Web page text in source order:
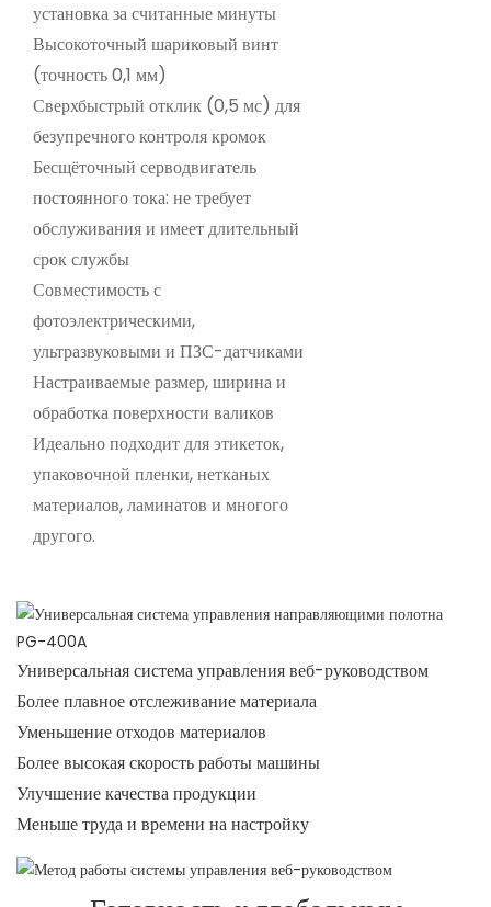
установка за считанные минуты
Высокоточный шариковый винт
(точность 0,1 мм)
Сверхбыстрый отклик (0,5 мс) для
безупречного контроля кромок
Бесщёточный серводвигатель
постоянного тока: не требует
обслуживания и имеет длительный
срок службы
Совместимость с
фотоэлектрическими,
ультразвуковыми и ПЗС-датчиками
Настраиваемые размер, ширина и
обработка поверхности валиков
Идеально подходит для этикеток,
упаковочной пленки, нетканых
материалов, ламинатов и многого
другого.
Универсальная система управления веб-руководством
Более плавное отслеживание материала
Уменьшение отходов материалов
Более высокая скорость работы машины
Улучшение качества продукции
Меньше труда и времени на настройку